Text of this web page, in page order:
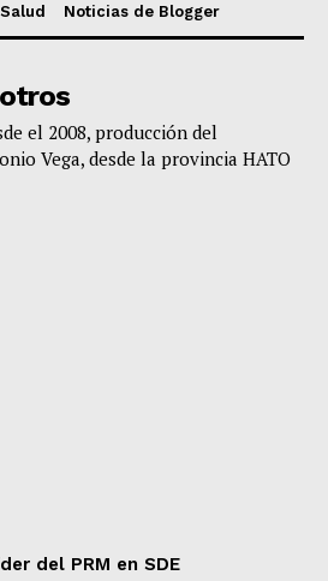
Salud Noticias de Blogger
el 2008, producción del
Vega, desde la provincia HATO
del PRM en SDE